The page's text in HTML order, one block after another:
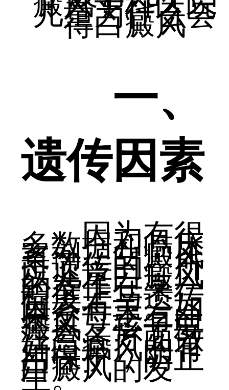
一、
遗传因素
因为有很
多数据和临床
案例，白癜风
是遗传的，所
以儿童白癜风
的发作在某一
程度上与遗传
因素有关。如
果父母患有白
癜风，孩子要
注意各方面做
好白癜风的有
用保护，防止
白癜风的发
生。